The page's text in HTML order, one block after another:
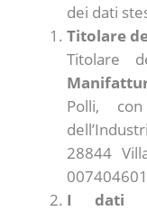
dei dati
Titolare
Titolare
Polli,
28844
I dati